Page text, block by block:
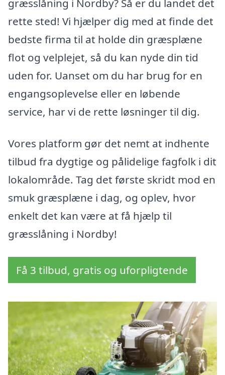
græsslåning i Nordby? Så er du landet det
rette sted! Vi hjælper dig med at finde det
bedste firma til at holde din græsplæne
flot og velplejet, så du kan nyde din tid
uden for. Uanset om du har brug for en
engangsoplevelse eller en løbende
service, har vi de rette løsninger til dig.
Vores platform gør det nemt at indhente
tilbud fra dygtige og pålidelige fagfolk i dit
lokalområde. Tag det første skridt mod en
smuk græsplæne i dag, og oplev, hvor
enkelt det kan være at få hjælp til
græsslåning i Nordby!
Få 3 tilbud, gratis og uforpligtende